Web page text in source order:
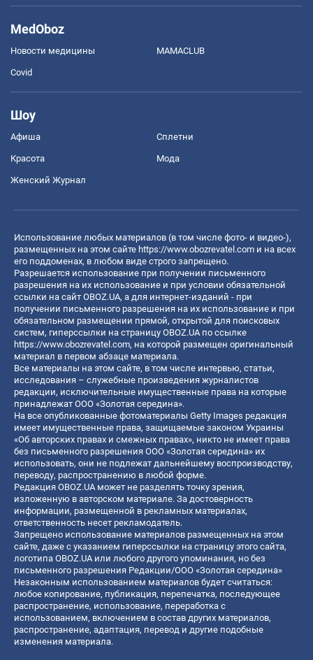
MedOboz
Новости медицины MAMACLUB
Covid
Шоу
Афиша Сплетни
Красота Мода
Женский Журнал
Использование любых материалов (в том числе фото- и видео-),
размещенных на этом сайте https://www.obozrevatel.com и на всех
его поддоменах, в любом виде строго запрещено.
Разрешается использование при получении письменного
разрешения на их использование и при условии обязательной
ссылки на сайт OBOZ.UA, а для интернет-изданий - при
получении письменного разрешения на их использование и при
обязательном размещении прямой, открытой для поисковых
систем, гиперссылки на страницу OBOZ.UA по ссылке
https://www.obozrevatel.com, на которой размещен оригинальный
материал в первом абзаце материала.
Все материалы на этом сайте, в том числе интервью, статьи,
исследования – служебные произведения журналистов
редакции, исключительные имущественные права на которые
принадлежат ООО «Золотая середина».
На все опубликованные фотоматериалы Getty Images редакция
имеет имущественные права, защищаемые законом Украины
«Об авторских правах и смежных правах», никто не имеет права
без письменного разрешения ООО «Золотая середина» их
использовать, они не подлежат дальнейшему воспроизводству,
переводу, распространению в любой форме.
Редакция OBOZ.UA может не разделять точку зрения,
изложенную в авторском материале. За достоверность
информации, размещенной в рекламных материалах,
ответственность несет рекламодатель.
Запрещено использование материалов размещенных на этом
сайте, даже с указанием гиперссылки на страницу этого сайта,
логотипа OBOZ.UA или любого другого упоминания, но без
письменного разрешения Редакции/ООО «Золотая середина»
Незаконным использованием материалов будет считаться:
любое копирование, публикация, перепечатка, последующее
распространение, использование, переработка с
использованием, включением в состав других материалов,
распространение, адаптация, перевод и другие подобные
изменения материала.